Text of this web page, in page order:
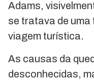
Adams,
se tratava de uma
viagem turística.
As causas da
desconhecidas,